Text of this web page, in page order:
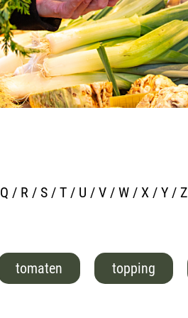
Q / R / S / T / U / V / W / X / Y / Z
tomaten topping